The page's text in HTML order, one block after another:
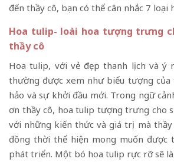
đến thầy cô, bạn có thể cân nhắc 7 loại
Hoa tulip- loài hoa tượng trưng
thầy cô
Hoa tulip, với vẻ đẹp thanh lịch và ý
thường được xem như biểu tượng của
hảo và sự khởi đầu mới. Trong ngữ
ơn thầy cô, hoa tulip tượng trưng cho
với những kiến thức và giá trị mà
đồng thời thể hiện mong muốn được
phát triển. Một bó hoa tulip rực rỡ sẽ